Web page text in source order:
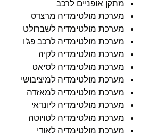
מתקן אופניים לרכב
מערכת מולטימדיה מרצדס
מערכת מולטימדיה לשברולט
מערכת מולטימדיה לרכב פג'ו
מערכת מולטימדיה לקיה
מערכת מולטימדיה לסיאט
מערכת מולטימדיה למיציבושי
מערכת מולטימדיה למאזדה
מערכת מולטימדיה ליונדאי
מערכת מולטימדיה לטויוטה
מערכת מולטימדיה לאודי